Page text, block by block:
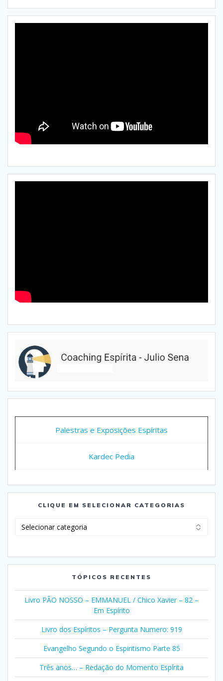
Palestras e Exposições Espíritas
Kardec Pedia
CLIQUE EM SELECIONAR CATEGORIAS
Categorias
TÓPICOS RECENTES
Livro PÃO NOSSO – EMMANUEL / Chico Xavier – 82 –
Em Espírito
Livro dos Espíritos – Pergunta Numero: 919
Evangelho Segundo o Espiritismo Parte 85
Três anos… – Redação do Momento Espírita